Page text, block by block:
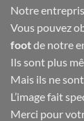
Notre
Vous pouvez
footde notre
Ils sont plus
Mais ils ne
L’image fait
Merci pour